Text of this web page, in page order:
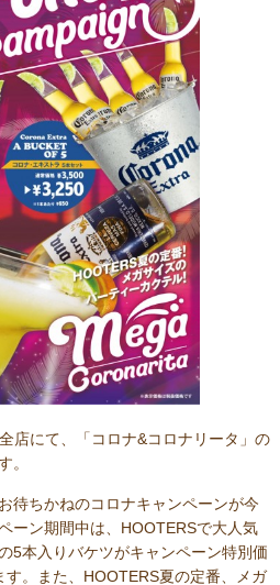
店にて、「コロナ&コロナリータ」の
。
待ちかねのコロナキャンペーンが今
ーン期間中は、HOOTERSで大人気
5本入りバケツがキャンペーン特別価
。また、HOOTERS夏の定番、メガ